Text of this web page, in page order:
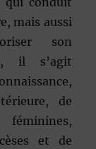
mais aussi
son
il s’agit
de
et de